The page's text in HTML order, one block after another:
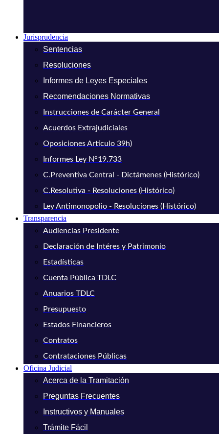
Jurisprudencia
Sentencias
Resoluciones
Informes de Leyes Especiales
Recomendaciones Normativas
Instrucciones de Carácter General
Acuerdos Extrajudiciales
Oposiciones Artículo 39h)
Informes Ley N°19.733
C.Preventiva Central - Dictámenes (Histórico)
C.Resolutiva - Resoluciones (Histórico)
Ley Antimonopolio - Resoluciones (Histórico)
Transparencia
Audiencias Presidente
Declaración de Intéres y Patrimonio
Estadísticas
Cuenta Pública TDLC
Anuarios TDLC
Presupuesto
Estados Financieros
Contratos
Contrataciones Públicas
Oficina Judicial
Acerca de la Tramitación
Preguntas Frecuentes
Instructivos y Manuales
Trámite Fácil